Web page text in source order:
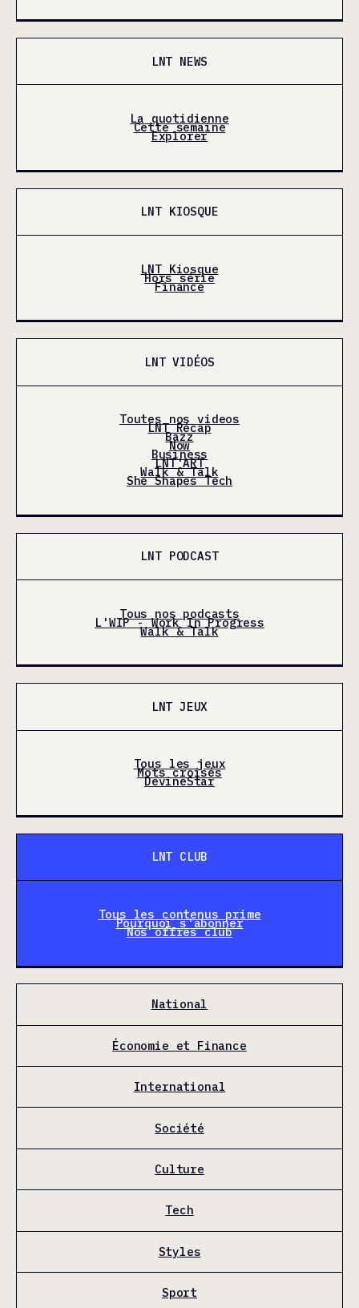
LNT NEWS
La quotidienne
Cette semaine
Explorer
LNT KIOSQUE
LNT Kiosque
Hors série
Finance
LNT VIDÉOS
Toutes nos videos
LNT Récap
Bazz
Now
Business
LNT'ART
Walk & Talk
She Shapes Tech
LNT PODCAST
Tous nos podcasts
L'WIP - Work In Progress
Walk & Talk
LNT JEUX
Tous les jeux
Mots croisés
DevineStar
LNT CLUB
Tous les contenus prime
Pourquoi s'abonner
Nos offres club
National
Économie et Finance
International
Société
Culture
Tech
Styles
Sport